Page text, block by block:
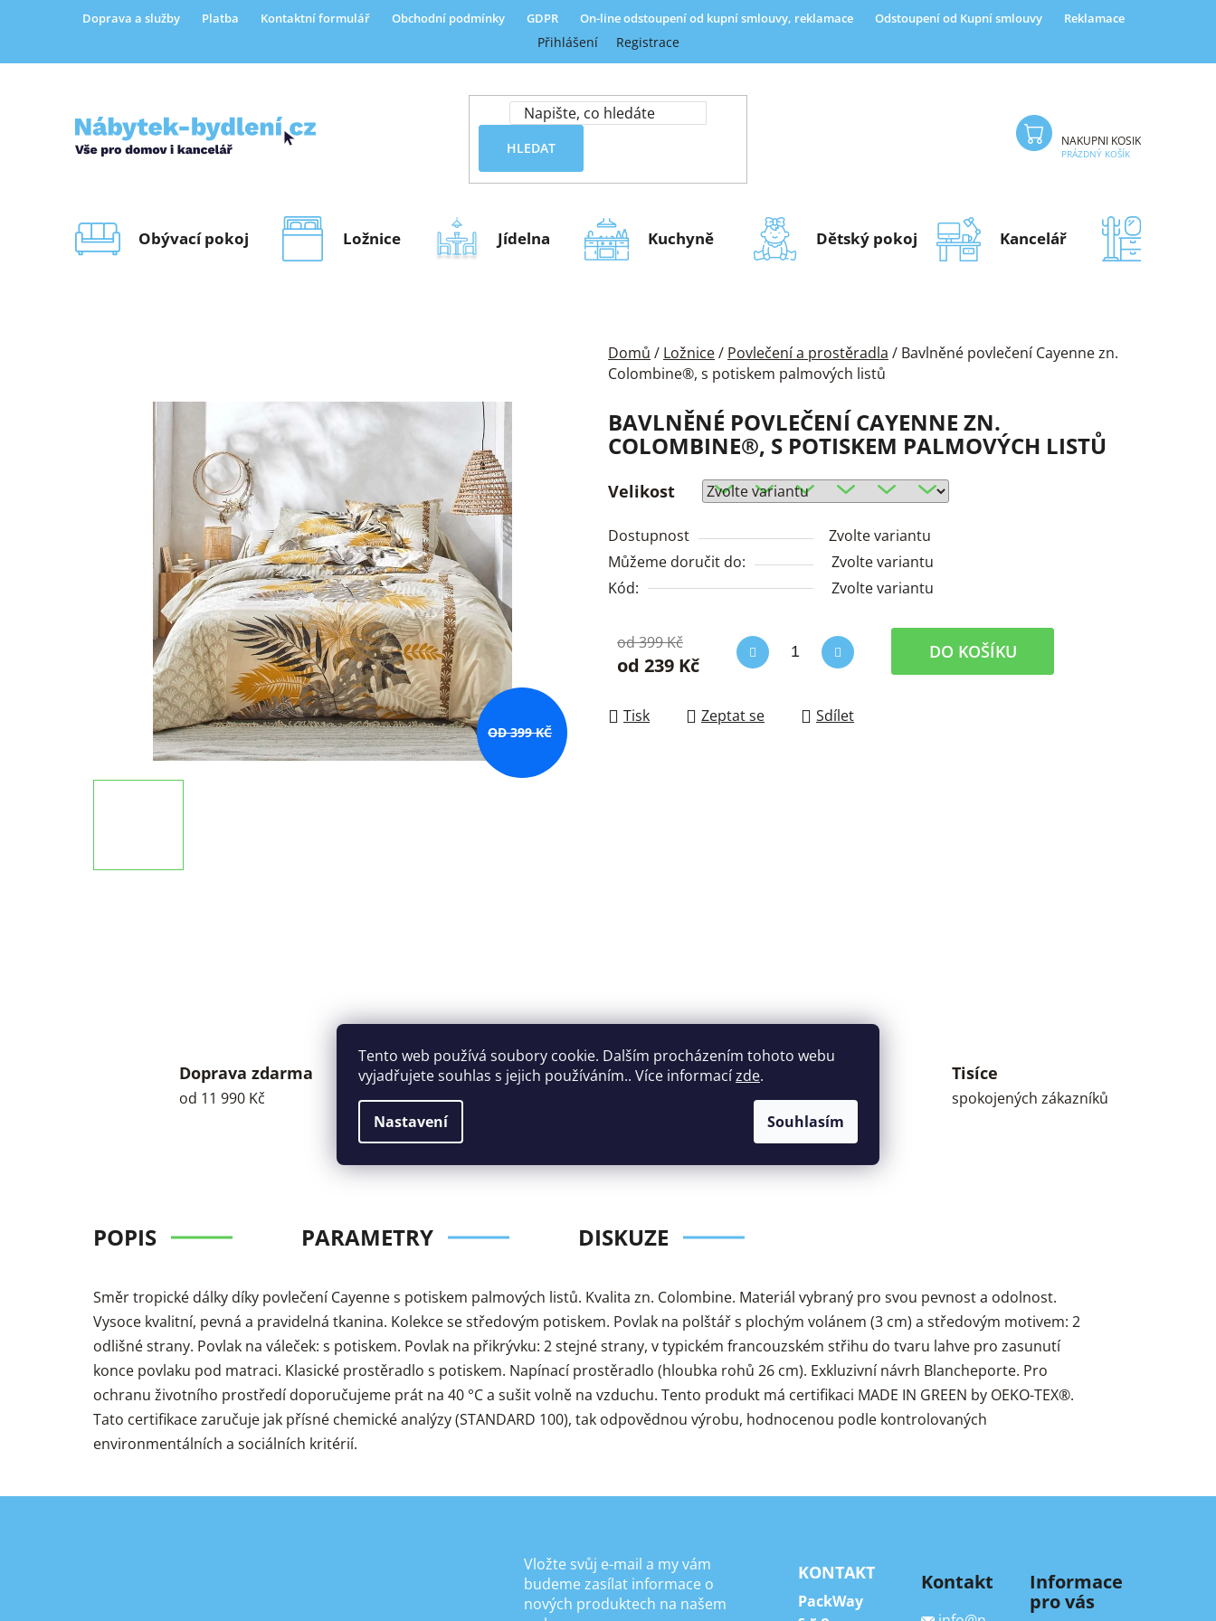
Tento web používá soubory cookie. Dalším procházením tohoto webu
vyjadřujete souhlas s jejich používáním.. Více informacízde.
Nastavení Souhlasím
Doprava a služby Platba Kontaktní formulář Obchodní podmínky GDPR On-line odstoupení od kupní smlouvy, reklamace Odstoupení od Kupní smlouvy Reklamace
Přihlášení Registrace
HLEDAT NÁKUPNÍ KOŠÍK
PRÁZDNÝ KOŠÍK
Obývací pokoj Ložnice Jídelna Kuchyně Dětský pokoj Kancelář
Domů / Ložnice/ Povlečení a prostěradla / Bavlněné povlečení Cayenne zn.
Colombine®, s potiskem palmových listů
BAVLNĚNÉ POVLEČENÍ CAYENNE ZN.
COLOMBINE®, S POTISKEM PALMOVÝCH LISTŮ
Velikost
Dostupnost
Zvolte variantu
Můžeme doručit do:
Zvolte variantu
Kód:
Zvolte variantu
od 399 Kč
od 239 Kč
DO KOŠÍKU
Tisk Zeptat se Sdílet
OD 399 KČ
Doprava zdarma
od 11 990 Kč
Perfektní
zákaznická podpora
Široký výběr
nábytku za rozumné
Tisíce
spokojených zákazníků
POPIS PARAMETRY DISKUZE
Směr tropické dálky díky povlečení Cayenne s potiskem palmových listů. Kvalita zn. Colombine. Materiál vybraný pro svou pevnost a odolnost.
Vysoce kvalitní, pevná a pravidelná tkanina. Kolekce se středovým potiskem. Povlak na polštář s plochým volánem (3 cm) a středovým motivem: 2
odlišné strany. Povlak na váleček: s potiskem. Povlak na přikrývku: 2 stejné strany, v typickém francouzském střihu do tvaru lahve pro zasunutí
konce povlaku pod matraci. Klasické prostěradlo s potiskem. Napínací prostěradlo (hloubka rohů 26 cm). Exkluzivní návrh Blancheporte. Pro
ochranu životního prostředí doporučujeme prát na 40 °C a sušit volně na vzduchu. Tento produkt má certifikaci MADE IN GREEN by OEKO-TEX®.
Tato certifikace zaručuje jak přísné chemické analýzy (STANDARD 100), tak odpovědnou výrobu, hodnocenou podle kontrolovaných
environmentálních a sociálních kritérií.
Vložte svůj e-mail a my vám
budeme zasílat informace o
nových produktech na našem
KONTAKT
PackWay
Kontakt
Informace
pro vás